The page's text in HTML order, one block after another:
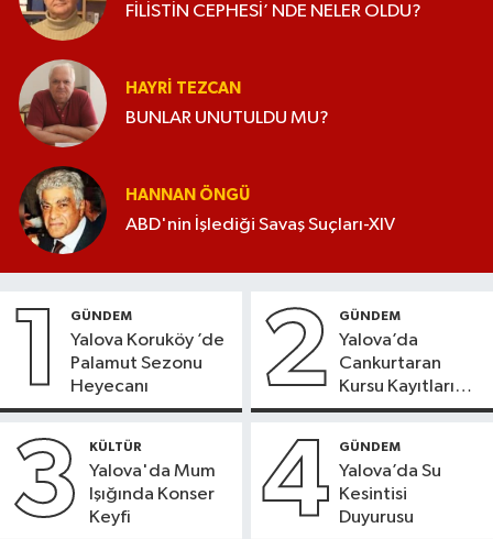
FİLİSTİN CEPHESİ’ NDE NELER OLDU?
HAYRI TEZCAN
BUNLAR UNUTULDU MU?
HANNAN ÖNGÜ
ABD'nin İşlediği Savaş Suçları-XIV
1 GÜNDEM
Yalova Koruköy ’de
Palamut Sezonu
Heyecanı
2 GÜNDEM
Yalova’da
Cankurtaran
Kursu Kayıtları
Başladı
3 KÜLTÜR
Yalova'da Mum
Işığında Konser
Keyfi
4 GÜNDEM
Yalova’da Su
Kesintisi
Duyurusu